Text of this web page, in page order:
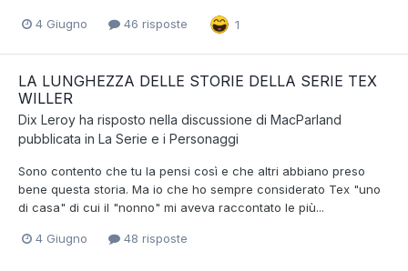
4 Giugno 46 risposte 1
LA LUNGHEZZA DELLE STORIE DELLA SERIE TEX
WILLER
Dix Leroy ha risposto nella discussione di MacParland
pubblicata in La Serie e i Personaggi
Sono contento che tu la pensi così e che altri abbiano preso
bene questa storia. Ma io che ho sempre considerato Tex "uno
di casa" di cui il "nonno" mi aveva raccontato le più...
4 Giugno 48 risposte